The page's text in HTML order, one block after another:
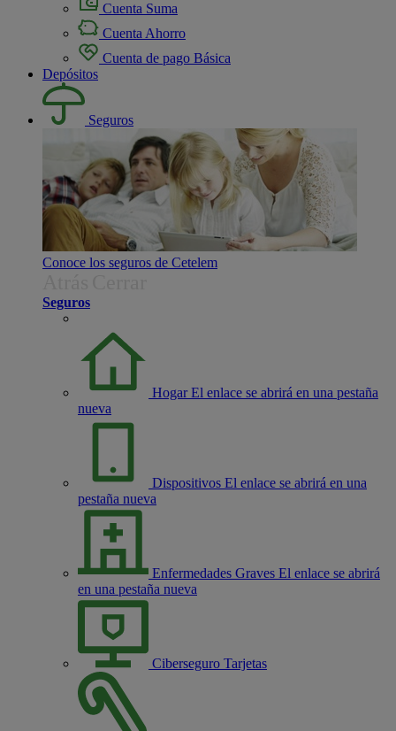
Cuenta Suma
Cuenta Ahorro
Cuenta de pago Básica
Depósitos
Seguros
Conoce los seguros de Cetelem
Seguros
Hogar El enlace se abrirá en una pestaña
nueva
Dispositivos El enlace se abrirá en una
pestaña nueva
Enfermedades Graves El enlace se abrirá
en una pestaña nueva
Ciberseguro Tarjetas